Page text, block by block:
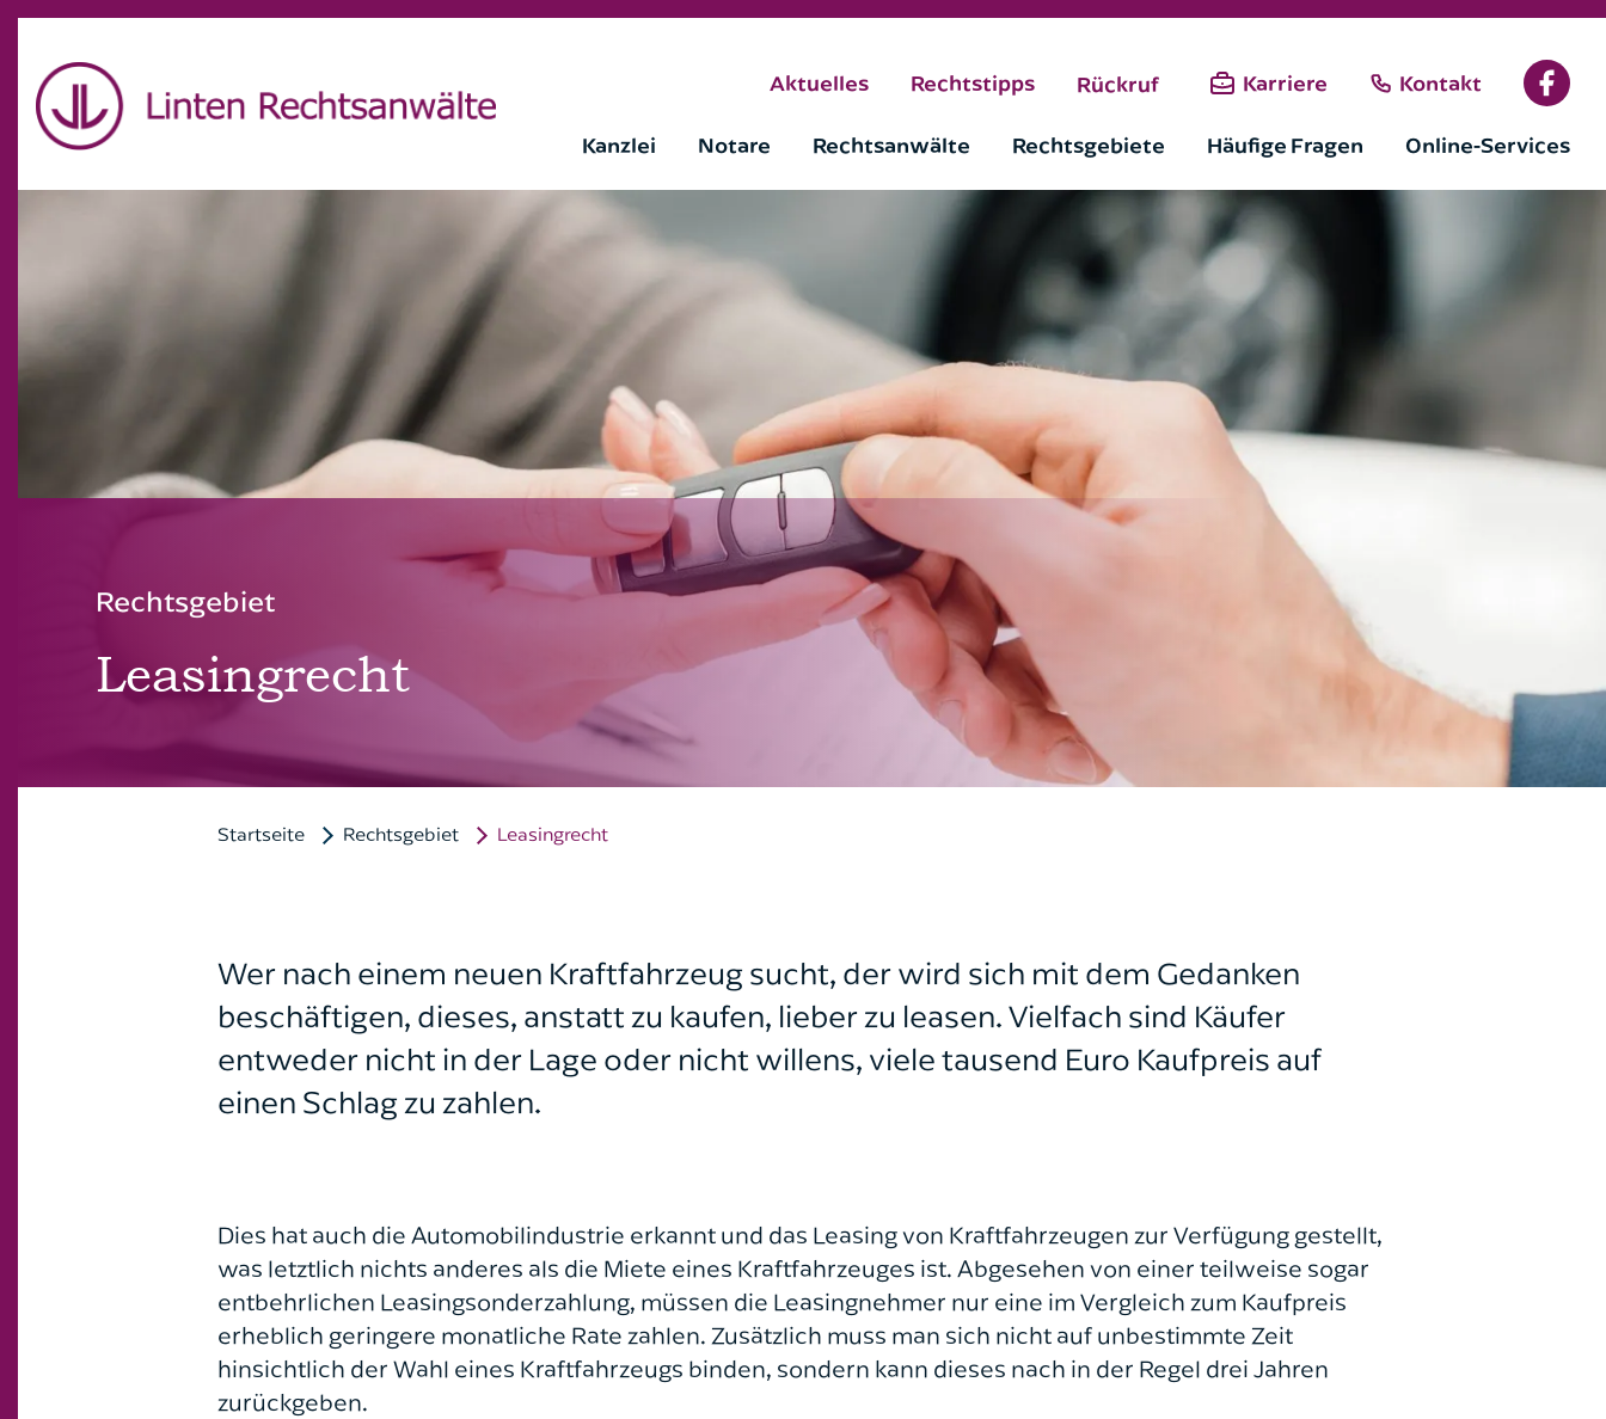
Aktuelles Rechtstipps Rückruf Karriere Kontakt
Kanzlei Notare Rechtsanwälte Rechtsgebiete Häufige Fragen Online-Services
Rechtsgebiet
Leasingrecht
Startseite Rechtsgebiet Leasingrecht
Wer nach einem neuen Kraftfahrzeug sucht, der wird sich mit dem Gedanken
beschäftigen, dieses, anstatt zu kaufen, lieber zu leasen. Vielfach sind Käufer
entweder nicht in der Lage oder nicht willens, viele tausend Euro Kaufpreis auf
einen Schlag zu zahlen.
Dies hat auch die Automobilindustrie erkannt und das Leasing von Kraftfahrzeugen zur Verfügung gestellt,
was letztlich nichts anderes als die Miete eines Kraftfahrzeuges ist. Abgesehen von einer teilweise sogar
entbehrlichen Leasingsonderzahlung, müssen die Leasingnehmer nur eine im Vergleich zum Kaufpreis
erheblich geringere monatliche Rate zahlen. Zusätzlich muss man sich nicht auf unbestimmte Zeit
hinsichtlich der Wahl eines Kraftfahrzeugs binden, sondern kann dieses nach in der Regel drei Jahren
zurückgeben.
Rückruf anfordern
Schön, dass Sie unseren Rückruf-Service nutzen möchten. Nach Versand dieses Formulars
werden wir uns zeitnah bei Ihnen melden.
Bitte wählen Sie aus:
Ich bin bereits Mandant*in
Ich bin noch kein Mandant*in